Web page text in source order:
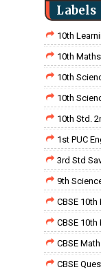
Labels
10th
10th
10th
10th
10th Std.
1st PUC
3rd Std
9th
CBSE
CBSE
CBSE
CBSE